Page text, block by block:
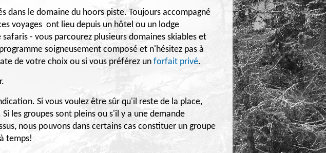
dans le domaine du hoors piste. Toujours accompagné
voyages ont lieu depuis un hôtel ou un lodge
- vous parcourez plusieurs domaines skiables et
soigneusement composé et n'hésitez pas à
de votre choix ou si vous préférez un forfait privé.
Si vous voulez être sûr qu'il reste de la place,
les groupes sont pleins ou s'il y a une demande
nous pouvons dans certains cas constituer un groupe
temps!